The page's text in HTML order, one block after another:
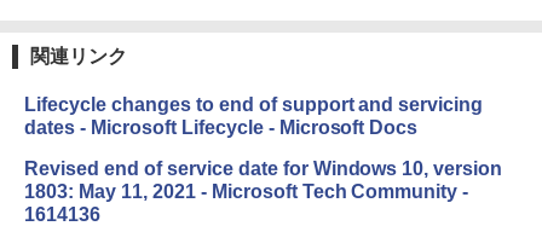
ードウェア・市販ソフトウェアのパーフ
ェクトリストと最新エミュレータ紹介
￥1,600
Amazon Kindle Colorsoft | 16GBストレ
ージ、防水、7インチカラーディスプレ
イ、色調調節ライト、最大8週間持続バッ
テリー、広告無し、ブラック (2025年発
関連リンク
Lifecycle changes to end of support and servicing
dates - Microsoft Lifecycle - Microsoft Docs
Revised end of service date for Windows 10, version
1803: May 11, 2021 - Microsoft Tech Community -
1614136